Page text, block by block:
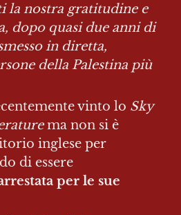
la nostra gratitudine e
dopo quasi due anni di
in diretta,
della Palestina più
vinto lo Sky
ma non si è
inglese per
per le sue